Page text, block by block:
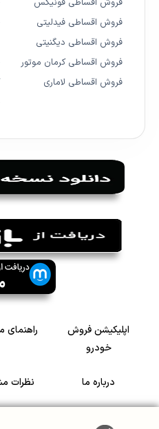
فروش اقساطی فونیکس
فروش اقساطی فیدلیتی
فروش اقساطی دیگنیتی
فروش اقساطی کرمان موتور
فروش اقساطی لاماری
اپلیکیشن فروش
خودرو
راهنمای
درباره ما نظرات